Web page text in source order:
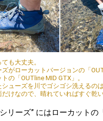
も大丈夫。
ズがローカットバージョンの「
の「OUTline MID GTX」。
シューズを川でゴシゴシ洗えるの
けなので、晴れていればすぐ乾い
リーズ” にはローカットの